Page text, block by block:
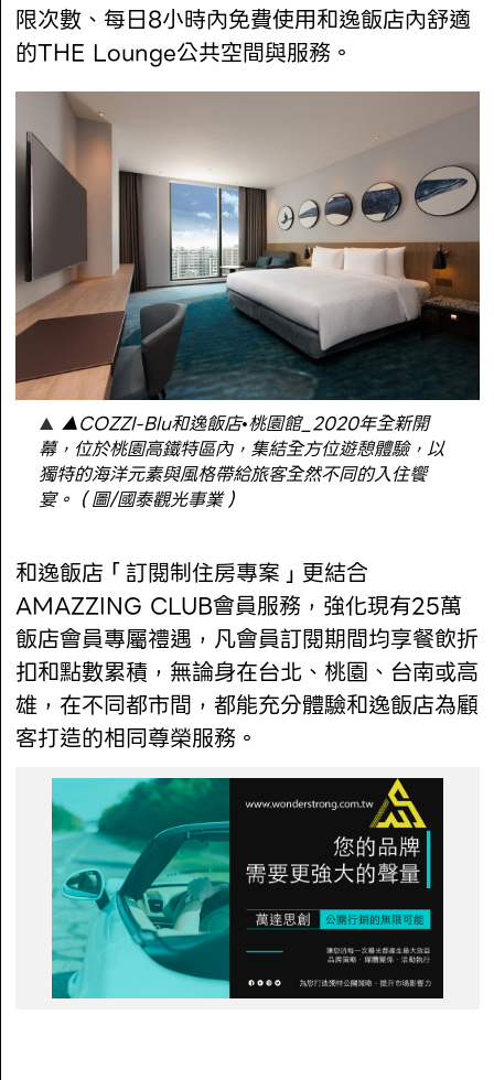
限次數、每日8小時內免費使用和逸飯店內舒適
的THE Lounge公共空間與服務。
▲COZZI-Blu和逸飯店•桃園館_2020年全新開
幕，位於桃園高鐵特區內，集結全方位遊憩體驗，以
獨特的海洋元素與風格帶給旅客全然不同的入住饗
宴。（圖/國泰觀光事業）
和逸飯店「訂閱制住房專案」更結合
AMAZZING CLUB會員服務，強化現有25萬
飯店會員專屬禮遇，凡會員訂閱期間均享餐飲折
扣和點數累積，無論身在台北、桃園、台南或高
雄，在不同都市間，都能充分體驗和逸飯店為顧
客打造的相同尊榮服務。